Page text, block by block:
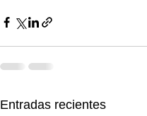
Entradas recientes